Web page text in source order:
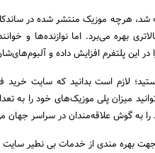
شد، هرچه موزیک منتشر شده در
بهره می‌برد. اما نوازنده‌ها و
این پلتفرم افزایش داده و
لازم است بدانید که سایت خرید
میزان پلی موزیک‌های خود را به
را به گوش علاقه‌مندان در سراسر
بهره مندی از خدمات بی نطیر سایت